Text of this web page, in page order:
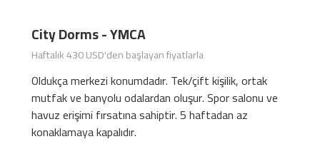
City Dorms - YMCA
Haftalık 430 USD'den başlayan fiyatlarla
Oldukça merkezi konumdadır. Tek/çift kişilik, ortak
mutfak ve banyolu odalardan oluşur. Spor salonu ve
havuz erişimi fırsatına sahiptir. 5 haftadan az
konaklamaya kapalıdır.